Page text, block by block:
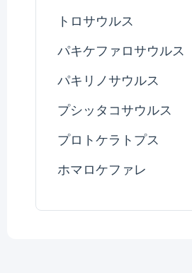
トロサウルス
パキケファロサウルス
パキリノサウルス
プシッタコサウルス
プロトケラトプス
ホマロケファレ